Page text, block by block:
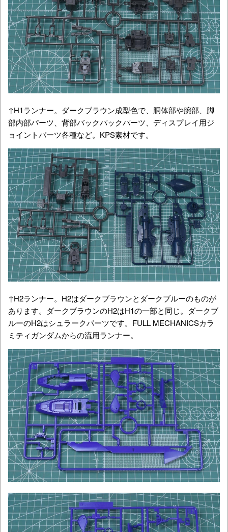
↑H1ランナー。ダークブラウン成型色で、胴体部や腕部、脚
部内部パーツ、背部バックパックパーツ、ディスプレイ用ジ
ョイントパーツ各種など。KPS素材です。
↑H2ランナー。H2はダークブラウンとダークブルーのものが
あります。ダークブラウンのH2はH1の一部と同じ。ダークブ
ルーのH2はシュラークパーツです。FULL MECHANICSカラ
ミティガンダムからの流用ランナー。